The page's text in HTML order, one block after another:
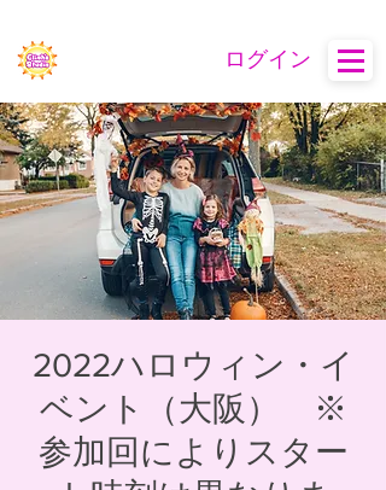
ログイン
2022ハロウィン・イ
ベント（大阪） ※
参加回によりスター